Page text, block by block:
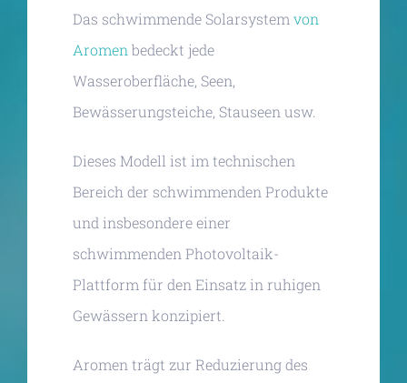
Das schwimmende Solarsystem von
Aromen bedeckt jede
Wasseroberfläche, Seen,
Bewässerungsteiche, Stauseen usw.
Dieses Modell ist im technischen
Bereich der schwimmenden Produkte
und insbesondere einer
schwimmenden Photovoltaik-
Plattform für den Einsatz in ruhigen
Gewässern konzipiert.
Aromen trägt zur Reduzierung des